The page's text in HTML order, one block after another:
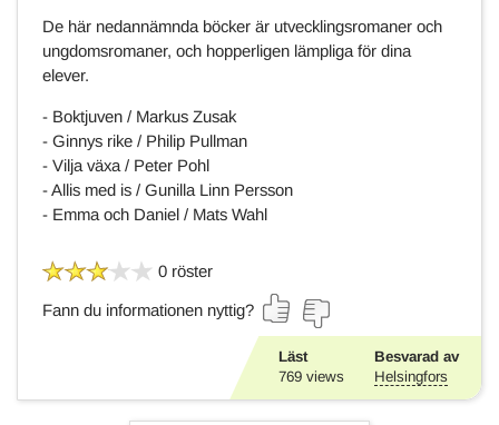
De här nedannämnda böcker är utvecklingsromaner och
ungdomsromaner, och hopperligen lämpliga för dina
elever.
- Boktjuven / Markus Zusak
- Ginnys rike / Philip Pullman
- Vilja växa / Peter Pohl
- Allis med is / Gunilla Linn Persson
- Emma och Daniel / Mats Wahl
0 röster
Fann du informationen nyttig?
Läst
769 views
Besvarad av
Helsingfors